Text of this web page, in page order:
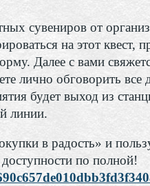
сувениров от
на этот квест,
Далее с вами
лично обговорить все
будет выход из
линии.
в радость» и
по полной!